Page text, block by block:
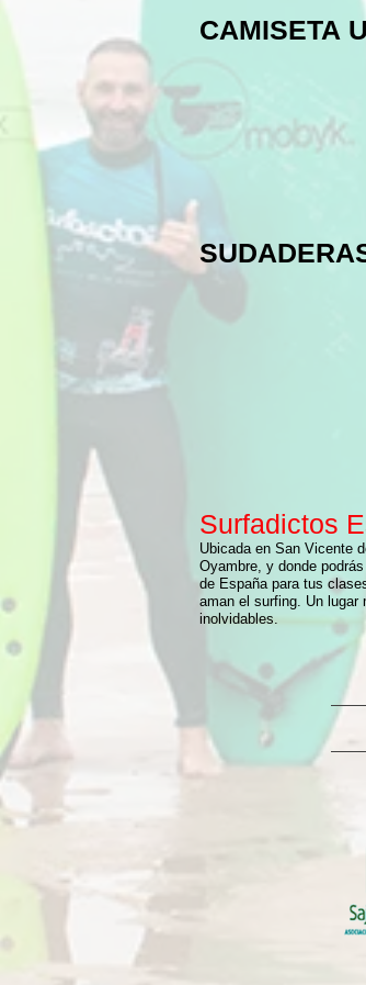
CAMISETA
Surfadictos
Ubicada en San Vicente
Oyambre, y donde
de España para tus
aman el surfing. Un lugar
inolvidables.